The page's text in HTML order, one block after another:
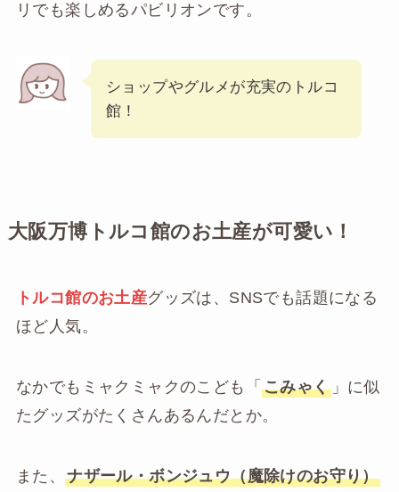
リでも楽しめるパビリオンです。
ショップやグルメが充実のトルコ
館！
大阪万博トルコ館のお土産が可愛い！
トルコ館のお土産グッズは、SNSでも話題になる
ほど人気。
なかでもミャクミャクのこども「 こみゃく」に似
たグッズがたくさんあるんだとか。
また、ナザール・ボンジュウ（魔除けのお守り）